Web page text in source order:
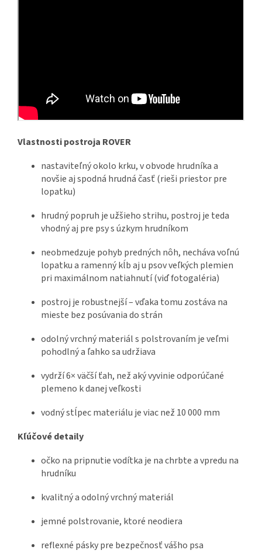
Vlastnosti postroja ROVER
nastaviteľný okolo krku, v obvode hrudníka a
novšie aj spodná hrudná časť (rieši priestor pre
lopatku)
hrudný popruh je užšieho strihu, postroj je teda
vhodný aj pre psy s úzkym hrudníkom
neobmedzuje pohyb predných nôh, necháva voľnú
lopatku a ramenný kĺb aj u psov veľkých plemien
pri maximálnom natiahnutí (viď fotogaléria)
postroj je robustnejší – vďaka tomu zostáva na
mieste bez posúvania do strán
odolný vrchný materiál s polstrovaním je veľmi
pohodlný a ľahko sa udržiava
vydrží 6× väčší ťah, než aký vyvinie odporúčané
plemeno k danej veľkosti
vodný stĺpec materiálu je viac než 10 000 mm
Kľúčové detaily
očko na pripnutie vodítka je na chrbte a vpredu na
hrudníku
kvalitný a odolný vrchný materiál
jemné polstrovanie, ktoré neodiera
reflexné pásky pre bezpečnosť vášho psa